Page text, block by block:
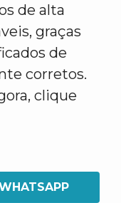
de alta
graças
de
corretos.
clique